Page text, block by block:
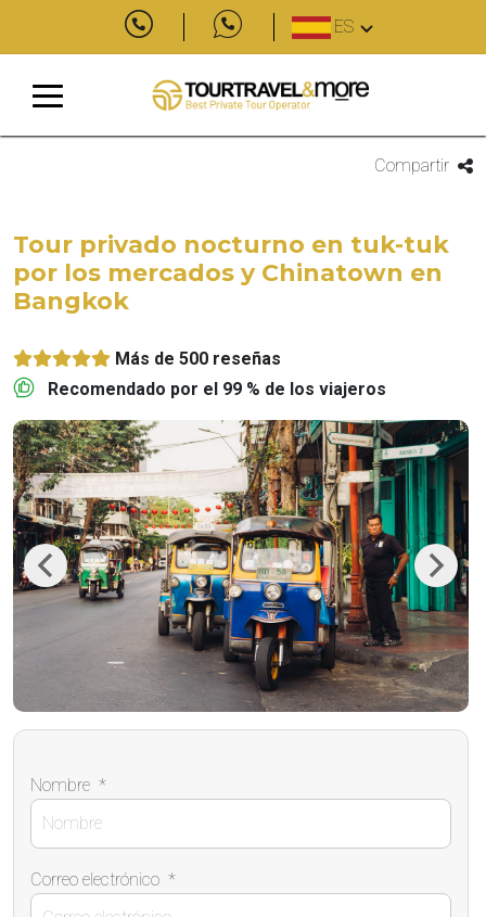
ES
Compartir
Tour privado nocturno en tuk-tuk
por los mercados y Chinatown en
Bangkok
Más de 500 reseñas
Recomendado por el 99 % de los viajeros
Previous Next
Nombre *
Correo electrónico *